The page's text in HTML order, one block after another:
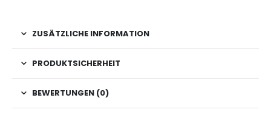
ZUSÄTZLICHE INFORMATION
PRODUKTSICHERHEIT
BEWERTUNGEN (0)